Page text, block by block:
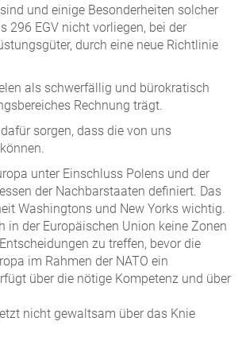
und einige Besonderheiten solcher
296 EGV nicht vorliegen, bei der
durch eine neue Richtlinie
als schwerfällig und bürokratisch
Rechnung trägt.
sorgen, dass die von uns
unter Einschluss Polens und der
der Nachbarstaaten definiert. Das
Washingtons und New Yorks wichtig.
in der Europäischen Union keine Zonen
zu treffen, bevor die
im Rahmen der NATO ein
über die nötige Kompetenz und über
nicht gewaltsam über das Knie